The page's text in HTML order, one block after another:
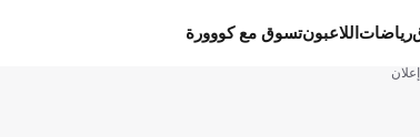
رياضات اللاعبونتسوق مع كووورة
إعلان